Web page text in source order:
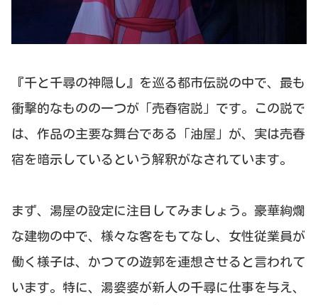
『千と千尋の神隠し』を巡る都市伝説の中で、最も
衝撃的なものの一つが「売春宿説」です。この説で
は、作品の主要な舞台である「油屋」が、実は売春
宿を暗示しているという解釈がなされています。
まず、湯屋の設定に注目してみましょう。豪華絢爛
な建物の中で、様々な客をもてなし、女性従業員が
働く様子は、かつての遊郭を連想させると言われて
います。特に、湯婆婆が新人の千尋に仕事を与え、